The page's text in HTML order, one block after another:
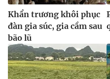
Khẩn trương khôi phục
đàn gia súc, gia cầm sau
bão lũ